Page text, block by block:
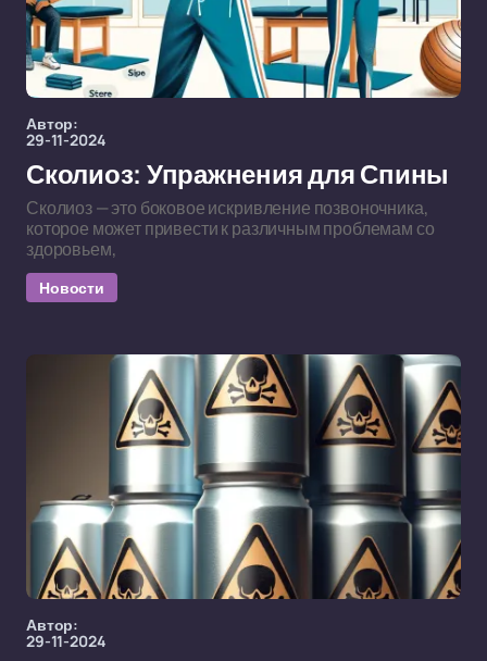
Автор:
29-11-2024
Сколиоз: Упражнения для Спины
Сколиоз — это боковое искривление позвоночника,
которое может привести к различным проблемам со
здоровьем,
Новости
Автор:
29-11-2024